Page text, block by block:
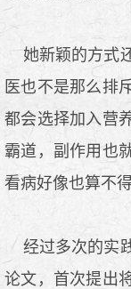
她新颖的方式
医也不是那么排
都会选择加入营
霸道，副作用也
看病好像也算不
经过多次的实
论文，首次提出